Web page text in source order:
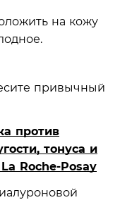
на кожу
привычный
против
тонуса и
Roche-Posay